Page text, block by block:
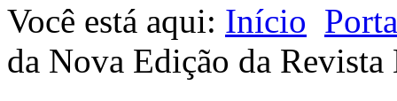
Você está aqui: Início
da Nova Edição da